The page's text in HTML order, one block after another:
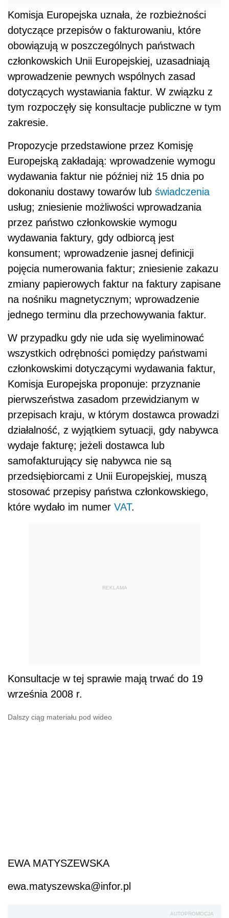
Komisja Europejska uznała, że rozbieżności
dotyczące przepisów o fakturowaniu, które
obowiązują w poszczególnych państwach
członkowskich Unii Europejskiej, uzasadniają
wprowadzenie pewnych wspólnych zasad
dotyczących wystawiania faktur. W związku z
tym rozpoczęły się konsultacje publiczne w tym
zakresie.
Propozycje przedstawione przez Komisję
Europejską zakładają: wprowadzenie wymogu
wydawania faktur nie później niż 15 dnia po
dokonaniu dostawy towarów lub świadczenia
usług; zniesienie możliwości wprowadzania
przez państwo członkowskie wymogu
wydawania faktury, gdy odbiorcą jest
konsument; wprowadzenie jasnej definicji
pojęcia numerowania faktur; zniesienie zakazu
zmiany papierowych faktur na faktury zapisane
na nośniku magnetycznym; wprowadzenie
jednego terminu dla przechowywania faktur.
W przypadku gdy nie uda się wyeliminować
wszystkich odrębności pomiędzy państwami
członkowskimi dotyczącymi wydawania faktur,
Komisja Europejska proponuje: przyznanie
pierwszeństwa zasadom przewidzianym w
przepisach kraju, w którym dostawca prowadzi
działalność, z wyjątkiem sytuacji, gdy nabywca
wydaje fakturę; jeżeli dostawca lub
samofakturujący się nabywca nie są
przedsiębiorcami z Unii Europejskiej, muszą
stosować przepisy państwa członkowskiego,
które wydało im numer VAT.
REKLAMA
Konsultacje w tej sprawie mają trwać do 19
września 2008 r.
Dalszy ciąg materiału pod wideo
EWA MATYSZEWSKA
ewa.matyszewska@infor.pl
AUTOPROMOCJA